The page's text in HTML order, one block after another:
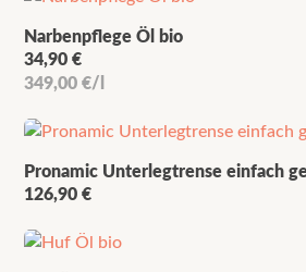
Narbenpflege Öl bio
34,90€
349,00€/
Pronamic Unterlegtrense einfach
126,90€